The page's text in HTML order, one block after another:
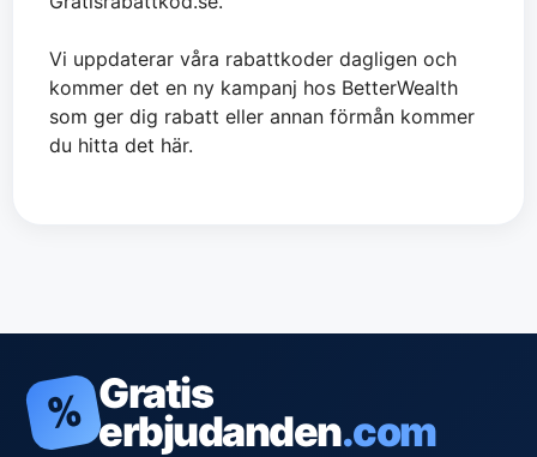
Vi uppdaterar våra rabattkoder dagligen och
kommer det en ny kampanj hos BetterWealth
som ger dig rabatt eller annan förmån kommer
du hitta det här.
% Gratis
erbjudanden.com